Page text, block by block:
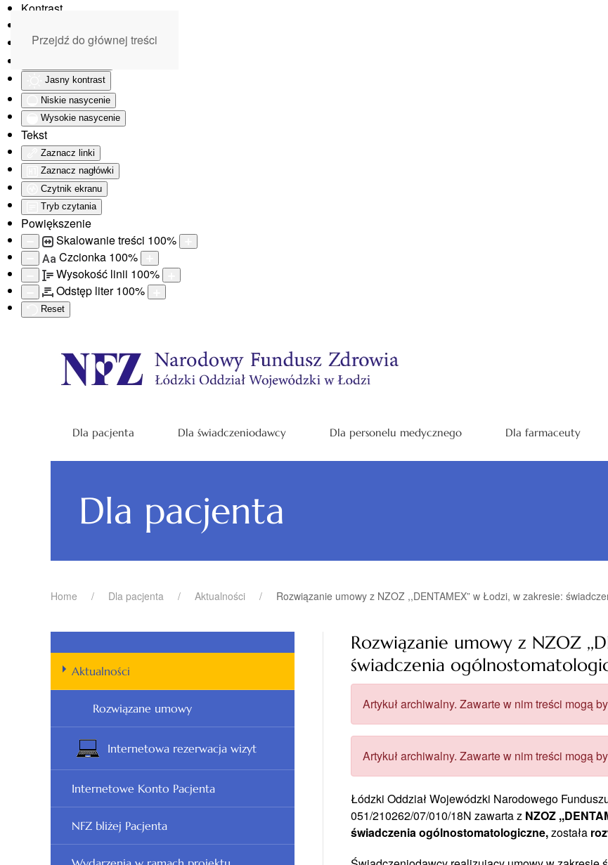
Kontrast
Monochromatyczny
Jasny kontrast
Niskie nasycenie
Wysokie nasycenie
Tekst
Zaznacz linki
Zaznacz nagłówki
Czytnik ekranu
Tryb czytania
Powiększenie
Skalowanie treści 100%
Aa Czcionka 100%
Wysokość linii 100%
Odstęp liter100%
Reset
Przejdź do głównej treści
Dla pacjenta Dla świadczeniodawcy Dla personelu medycznego Dla farmaceuty
Dla pacjenta
Home Dla pacjenta Aktualności Rozwiązanie umowy z NZOZ ,,DENTAMEX” w Łodzi, w zakresie:
Rozwiązanie umowy z NZOZ
świadczenia
Artykuł archiwalny. Zawarte w nim treści mogą
Artykuł archiwalny. Zawarte w nim treści mogą
Łódzki Oddział Wojewódzki Narodowego
051/210262/07/010/18N zawarta z NZOZ
świadczenia ogólnostomatologiczne,została
Aktualności
Rozwiązane umowy
Internetowa rezerwacja wizyt
Internetowe Konto Pacjenta
NFZ bliżej Pacjenta